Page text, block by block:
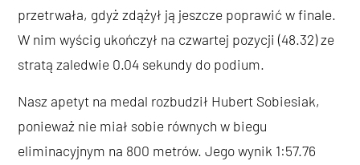
przetrwała, gdyż zdążył ją jeszcze poprawić w finale.
W nim wyścig ukończył na czwartej pozycji (48.32) ze
stratą zaledwie 0.04 sekundy do podium.
Nasz apetyt na medal rozbudził Hubert Sobiesiak,
ponieważ nie miał sobie równych w biegu
eliminacyjnym na 800 metrów. Jego wynik 1:57.76